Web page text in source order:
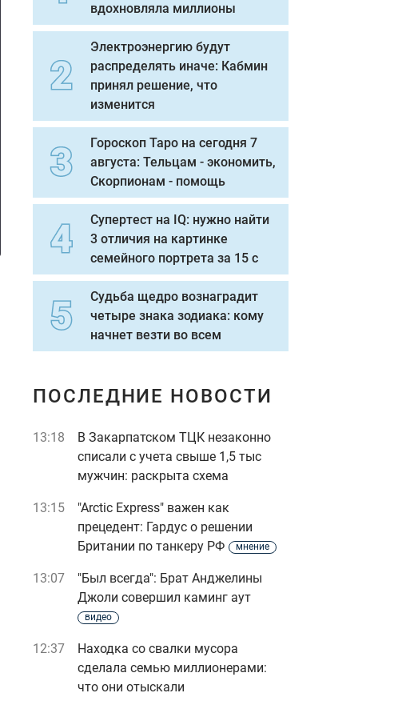
вдохновляла миллионы
Электроэнергию будут
распределять иначе: Кабмин
принял решение, что
изменится
Гороскоп Таро на сегодня 7
августа: Тельцам - экономить,
Скорпионам - помощь
Супертест на IQ: нужно найти
3 отличия на картинке
семейного портрета за 15 с
Судьба щедро вознаградит
четыре знака зодиака: кому
начнет везти во всем
ПОСЛЕДНИЕ НОВОСТИ
13:18
В Закарпатском ТЦК незаконно
списали с учета свыше 1,5 тыс
мужчин: раскрыта схема
13:15
"Arctic Express" важен как
прецедент: Гардус о решении
Британии по танкеру РФ
мнение
13:07
"Был всегда": Брат Анджелины
Джоли совершил каминг аут
видео
12:37
Находка со свалки мусора
сделала семью миллионерами:
что они отыскали